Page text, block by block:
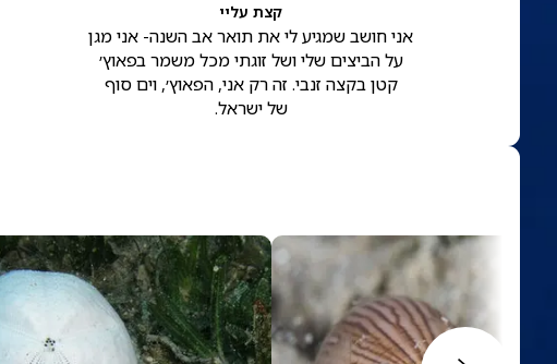
קצת עליי
אני חושב שמגיע לי את תואר אב השנה- אני מגן
על הביצים שלי ושל זוגתי מכל משמר בפאוץ׳
קטן בקצה זנבי. זה רק אני, הפאוץ׳, וים סוף
של ישראל.